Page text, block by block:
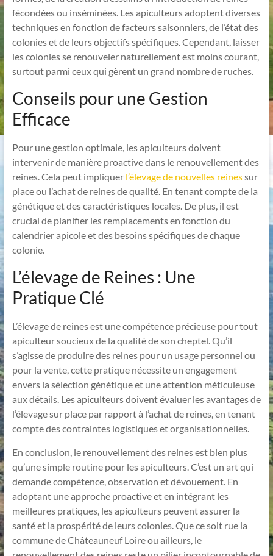
fécondées ou inséminées. Les apiculteurs adoptent diverses
techniques en fonction de facteurs saisonniers, de l’état des
colonies et de leurs objectifs spécifiques. Cependant, laisser
les colonies se renouveler naturellement est moins courant,
surtout parmi ceux qui gèrent un grand nombre de ruches.
Conseils pour une Gestion
Efficace
Pour une gestion optimale, les apiculteurs doivent
intervenir de manière proactive dans le renouvellement des
reines. Cela peut impliquer l’élevage de nouvelles reinessur
place ou l’achat de reines de qualité. En tenant compte de la
génétique et des caractéristiques locales. De plus, il est
crucial de planifier les remplacements en fonction du
calendrier apicole et des besoins spécifiques de chaque
colonie.
L’élevage de Reines : Une
Pratique Clé
L’élevage de reines est une compétence précieuse pour tout
apiculteur soucieux de la qualité de son cheptel. Qu’il
s’agisse de produire des reines pour un usage personnel ou
pour la vente, cette pratique nécessite un engagement
envers la sélection génétique et une attention méticuleuse
aux détails. Les apiculteurs doivent évaluer les avantages de
l’élevage sur place par rapport à l’achat de reines, en tenant
compte des contraintes logistiques et organisationnelles.
En conclusion, le renouvellement des reines est bien plus
qu’une simple routine pour les apiculteurs. C’est un art qui
demande compétence, observation et dévouement. En
adoptant une approche proactive et en intégrant les
meilleures pratiques, les apiculteurs peuvent assurer la
santé et la prospérité de leurs colonies. Que ce soit rue la
commune de Châteauneuf Loire ou ailleurs, le